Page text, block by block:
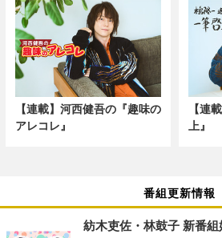
【連載】河西健吾の『趣味の
アレコレ』
【連
上』
番組更新情報
紡木吏佐・林鼓子 新番